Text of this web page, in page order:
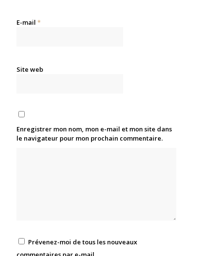
E-mail *
Site web
Enregistrer mon nom, mon e-mail et mon site dans
le navigateur pour mon prochain commentaire.
Prévenez-moi de tous les nouveaux